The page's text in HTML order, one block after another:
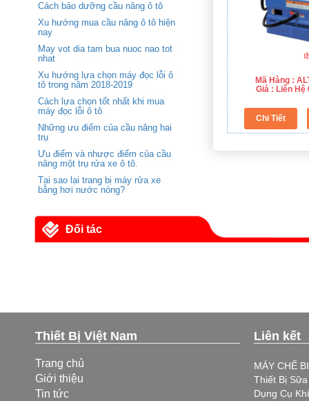
Cách bảo dưỡng cầu nâng ô tô
Xu hướng mua cầu nâng ô tô hiện
nay
May vot dia tam bua nuoc nao tot
nhat
Xu hướng lựa chọn máy đọc lỗi ô
tô trong năm 2018-2019
Cách lựa chọn tốt nhất khi mua
máy đọc lỗi ô tô
Những ưu điểm của cầu nâng hai
trụ
Ưu điểm và nhược điểm của cầu
nâng một trụ rửa xe ô tô.
Tại sao lại trang bị máy rửa xe
bằng hơi nước nóng?
Mã Hàng :
Giá : Liên Hệ
Đối tác
Thiết Bị Việt Nam
Trang chủ
Giới thiệu
Tin tức
Liên kết
MÁY CHẾ
Thiết Bị
Dụng Cụ